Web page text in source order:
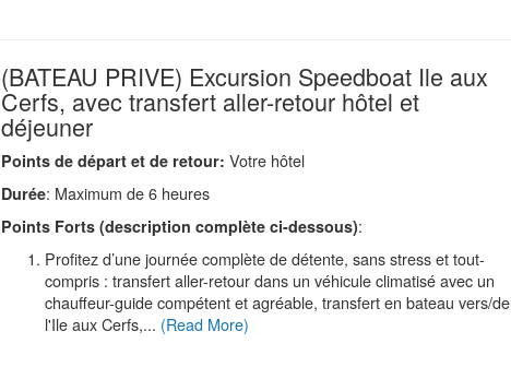
(BATEAU PRIVE) Excursion Speedboat Ile aux
Cerfs, avec transfert aller-retour hôtel et
déjeuner.
Points de départ et de retour: Votre hôtel
Durée: Maximum de 6 heures
Points Forts (description complète ci-dessous):
Profitez d’une journée complète de détente, sans stress et tout-
compris : transfert aller-retour dans un véhicule climatisé avec un
chauffeur-guide compétent et agréable, transfert en bateau vers/de
l'Ile aux Cerfs,... (Read More)